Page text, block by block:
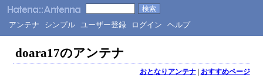
アンテナ シンプル ユーザー登録 ログイン ヘルプ
doara17のアンテナ
おとなりアンテナ| おすすめページ